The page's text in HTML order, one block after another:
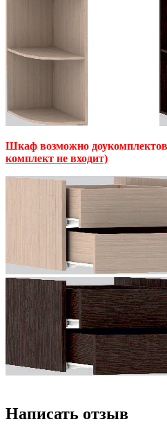
Шкаф возможно
комплект не входит)
Написать отзыв